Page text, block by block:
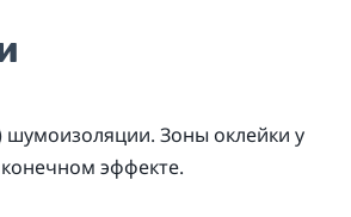
шумоизоляции. Зоны оклейки у
эффекте.